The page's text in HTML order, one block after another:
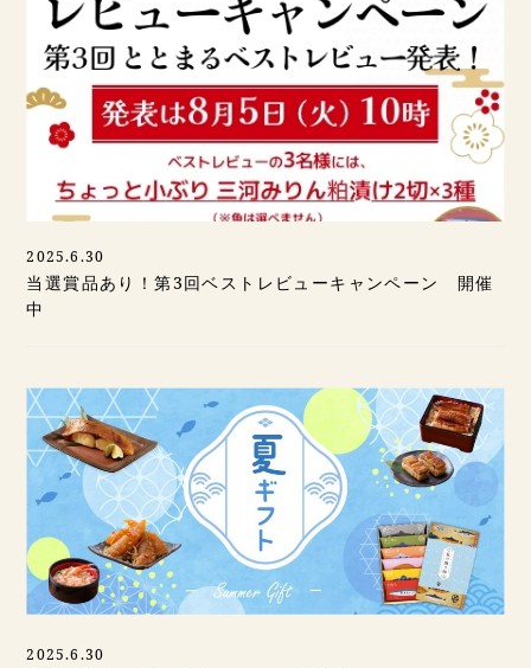
2025.6.30
当選賞品あり！第3回ベストレビューキャンペーン 開催
中
2025.6.30